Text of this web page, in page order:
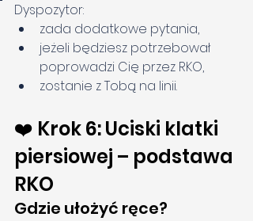
Dyspozytor:
zada dodatkowe pytania,
jeżeli będziesz potrzebował
poprowadzi Cię przez RKO,
zostanie z Tobą na linii.
❤️ Krok 6: Uciski klatki
piersiowej – podstawa
RKO
Gdzie ułożyć ręce?